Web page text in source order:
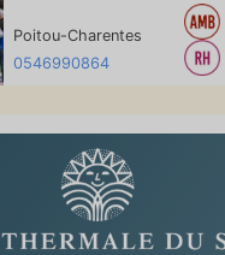
Poitou-Charentes
0546990864